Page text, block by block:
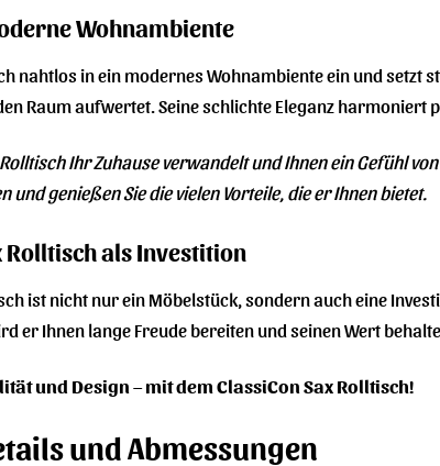
Wohnambiente
nahtlos in ein modernes Wohnambiente ein und setzt
Raum aufwertet. Seine schlichte Eleganz
Ihr Zuhause verwandelt und Ihnen ein Gefühl
genießen Sie die vielen Vorteile, die er Ihnen bietet.
Rolltisch als Investition
ist nicht nur ein Möbelstück, sondern auch eine
er Ihnen lange Freude bereiten und seinen Wert
und Design – mit dem ClassiCon Sax Rolltisch!
und Abmessungen